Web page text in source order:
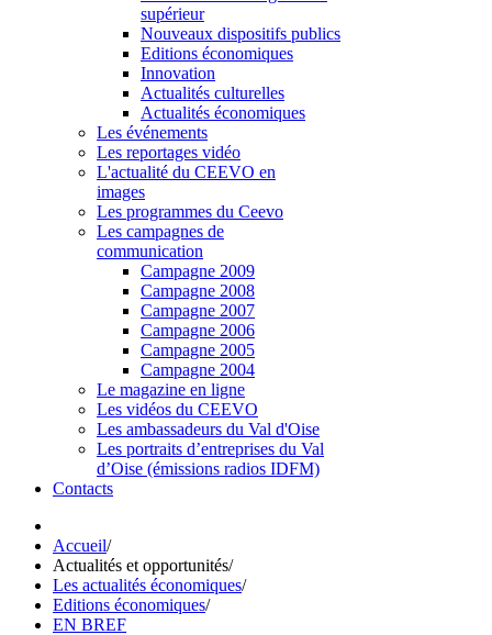
supérieur
Nouveaux dispositifs publics
Editions économiques
Innovation
Actualités culturelles
Actualités économiques
Les événements
Les reportages vidéo
L'actualité du CEEVO en
images
Les programmes du Ceevo
Les campagnes de
communication
Campagne 2009
Campagne 2008
Campagne 2007
Campagne 2006
Campagne 2005
Campagne 2004
Le magazine en ligne
Les vidéos du CEEVO
Les ambassadeurs du Val d'Oise
Les portraits d’entreprises du Val
d’Oise (émissions radios IDFM)
Contacts
Accueil/
Actualités et opportunités/
Les actualités économiques/
Editions économiques/
EN BREF